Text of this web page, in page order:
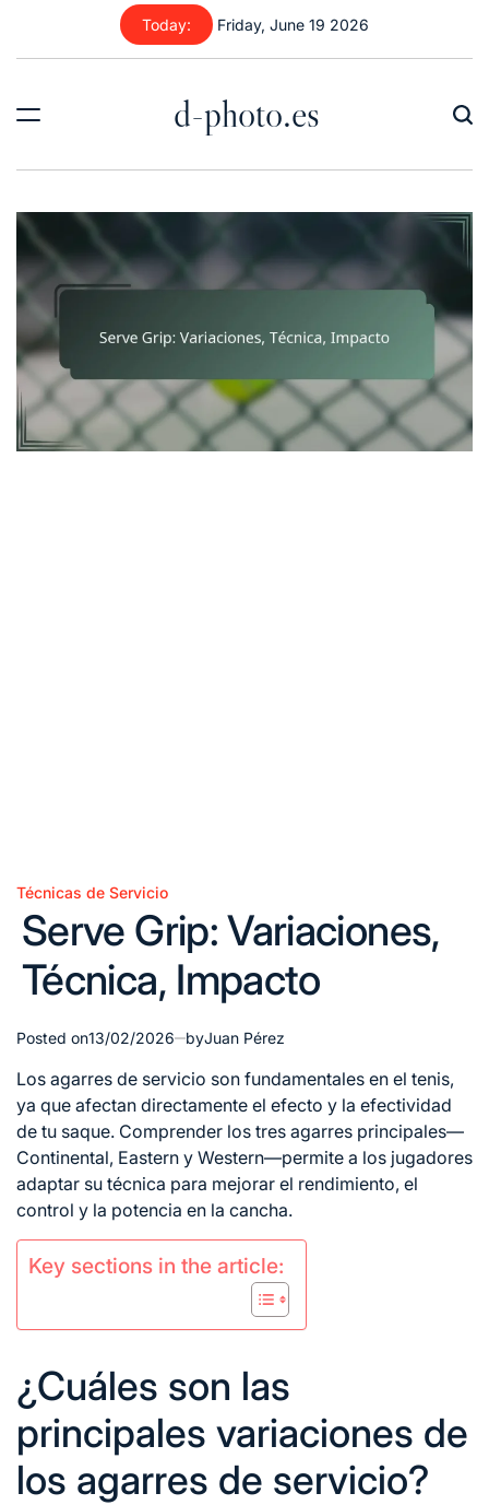
content
Today: Friday, June 19 2026
d-photo.es
Posted
in
Técnicas de Servicio
Serve Grip: Variaciones,
Técnica, Impacto
Posted on13/02/2026 byJuan Pérez
Los agarres de servicio son fundamentales en el tenis,
ya que afectan directamente el efecto y la efectividad
de tu saque. Comprender los tres agarres principales—
Continental, Eastern y Western—permite a los jugadores
adaptar su técnica para mejorar el rendimiento, el
control y la potencia en la cancha.
Key sections in the article:
¿Cuáles son las
principales variaciones de
los agarres de servicio?